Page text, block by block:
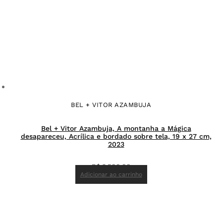
BEL + VITOR AZAMBUJA
Bel + Vitor Azambuja, A montanha a Mágica
desapareceu, Acrílica e bordado sobre tela, 19 x 27 cm,
2023
R$3.500,00
Adicionar ao carrinho